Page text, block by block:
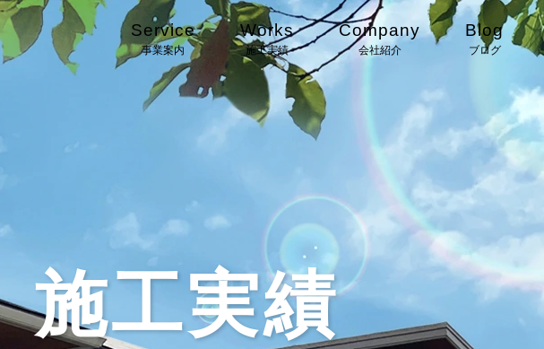
Blog
ブログ
Company
会社紹介
Works
施工実績
Service
事業案内
施工実績